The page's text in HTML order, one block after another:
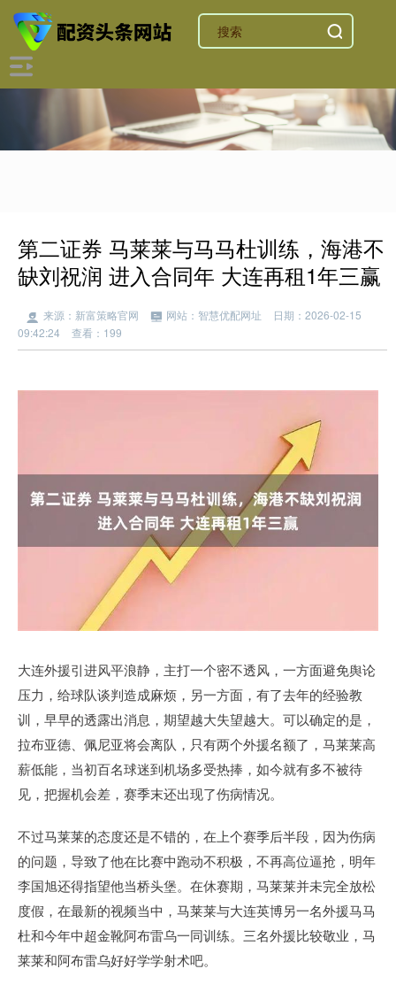
第二证券 马莱莱与马马杜训练，海港不
缺刘祝润 进入合同年 大连再租1年三赢
来源：新富策略官网 网站：智慧优配网址
日期：2026-02-15
09:42:24
查看：199
大连外援引进风平浪静，主打一个密不透风，一方面避免舆论
压力，给球队谈判造成麻烦，另一方面，有了去年的经验教
训，早早的透露出消息，期望越大失望越大。可以确定的是，
拉布亚德、佩尼亚将会离队，只有两个外援名额了，马莱莱高
薪低能，当初百名球迷到机场多受热捧，如今就有多不被待
见，把握机会差，赛季末还出现了伤病情况。
不过马莱莱的态度还是不错的，在上个赛季后半段，因为伤病
的问题，导致了他在比赛中跑动不积极，不再高位逼抢，明年
李国旭还得指望他当桥头堡。在休赛期，马莱莱并未完全放松
度假，在最新的视频当中，马莱莱与大连英博另一名外援马马
杜和今年中超金靴阿布雷乌一同训练。三名外援比较敬业，马
莱莱和阿布雷乌好好学学射术吧。